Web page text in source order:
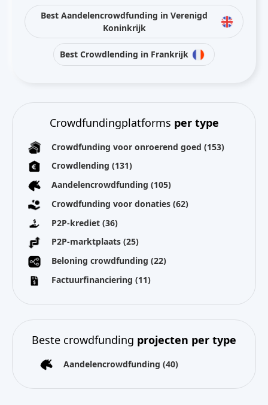
Best Aandelencrowdfunding in Verenigd
Koninkrijk
Best Crowdlending in Frankrijk
Crowdfundingplatforms per type
Crowdfunding voor onroerend goed (153)
Crowdlending (131)
Aandelencrowdfunding (105)
Crowdfunding voor donaties (62)
P2P-krediet (36)
P2P-marktplaats (25)
Beloning crowdfunding (22)
Factuurfinanciering (11)
Beste crowdfunding projecten per type
Aandelencrowdfunding (40)